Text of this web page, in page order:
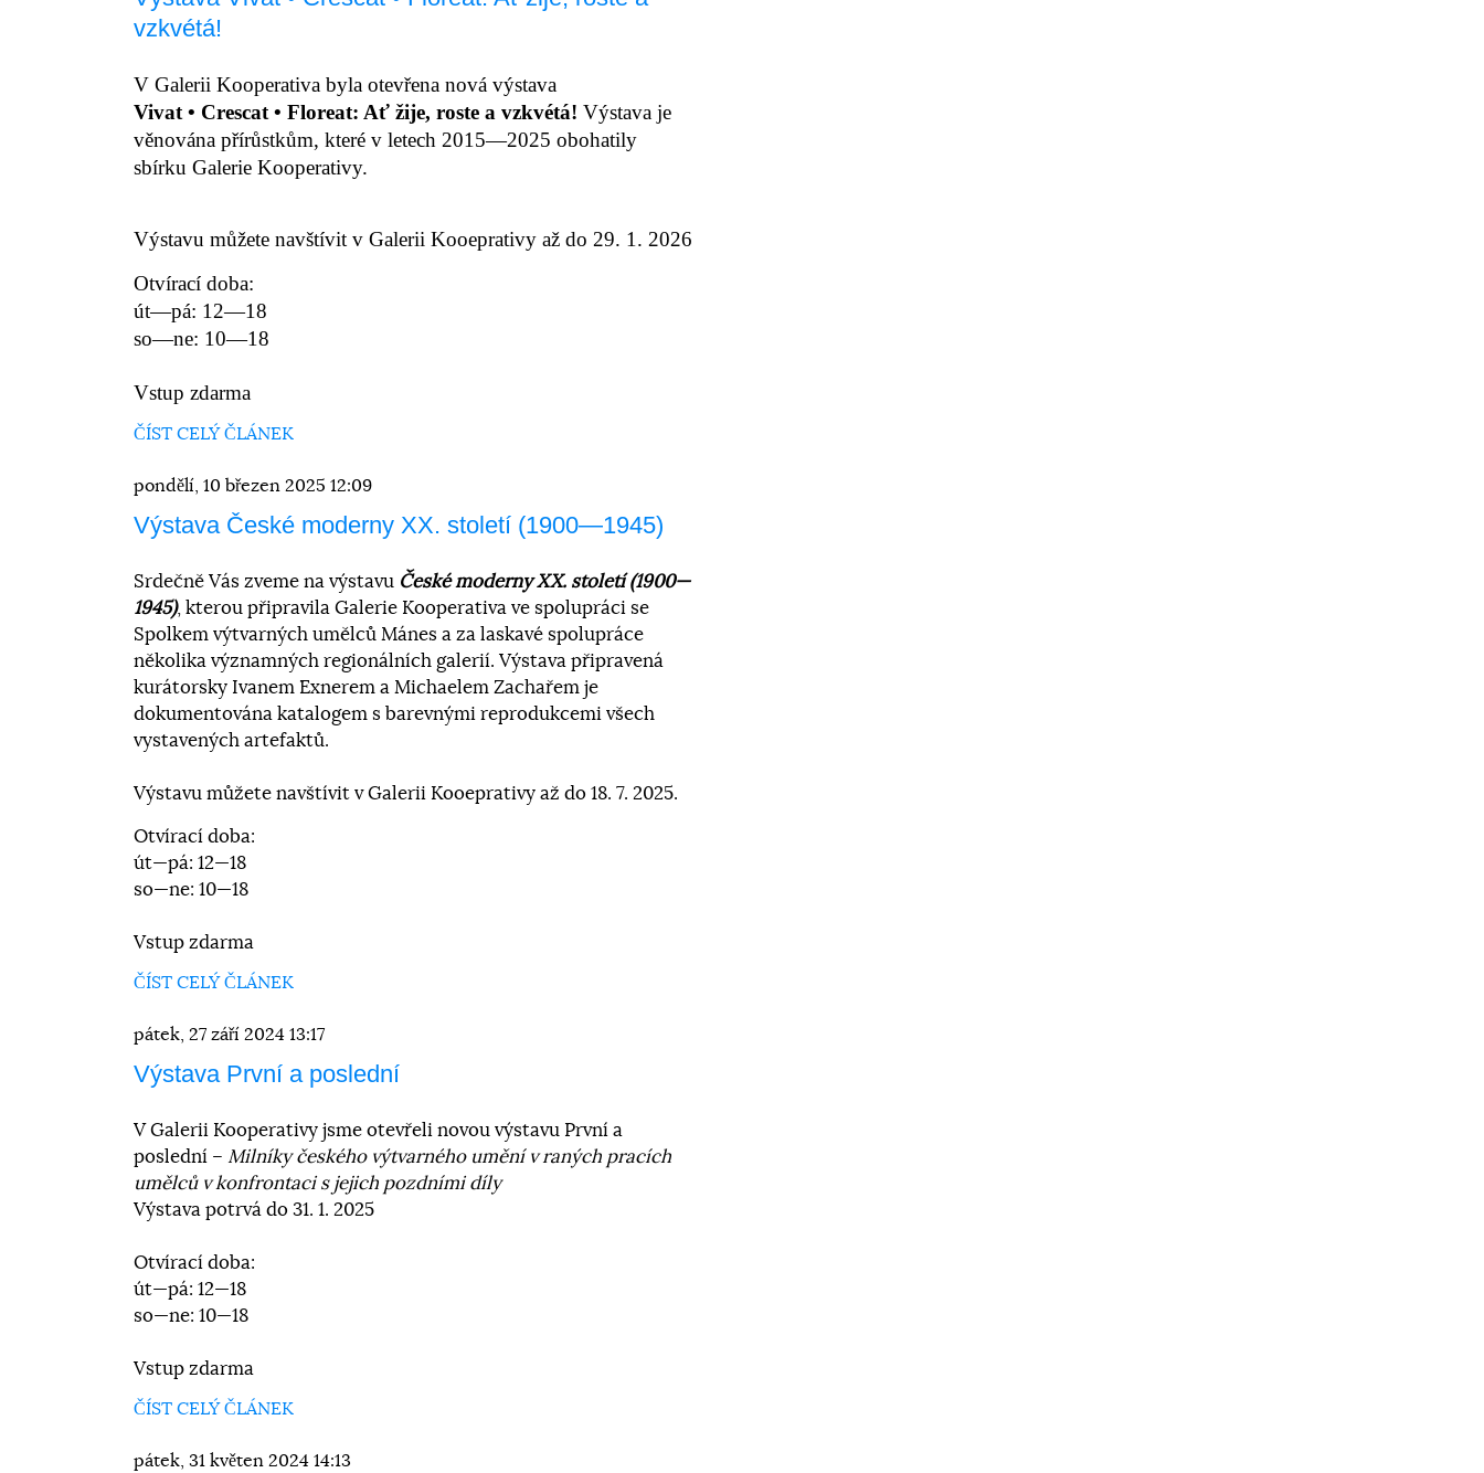
vzkvétá!
V Galerii Kooperativa byla otevřena nová výstava
Vivat • Crescat • Floreat: Ať žije, roste a vzkvétá! Výstava je
věnována přírůstkům, které v letech 2015—2025 obohatily
sbírku Galerie Kooperativy.
Výstavu můžete navštívit v Galerii Kooeprativy až do 29. 1. 2026
Otvírací doba:
út—pá: 12—18
so—ne: 10—18
Vstup zdarma
ČÍST CELÝ ČLÁNEK
pondělí, 10 březen 2025 12:09
Výstava České moderny XX. století (1900—1945)
Srdečně Vás zveme na výstavu České moderny XX. století (1900—
1945), kterou připravila Galerie Kooperativa ve spolupráci se
Spolkem výtvarných umělců Mánes a za laskavé spolupráce
několika významných regionálních galerií. Výstava připravená
kurátorsky Ivanem Exnerem a Michaelem Zachařem je
dokumentována katalogem s barevnými reprodukcemi všech
vystavených artefaktů.
Výstavu můžete navštívit v Galerii Kooeprativy až do 18. 7. 2025.
Otvírací doba:
út—pá: 12—18
so—ne: 10—18
Vstup zdarma
ČÍST CELÝ ČLÁNEK
pátek, 27 září 2024 13:17
Výstava První a poslední
V Galerii Kooperativy jsme otevřeli novou výstavu První a
poslední – Milníky českého výtvarného umění v raných pracích
umělců v konfrontaci s jejich pozdními díly
Výstava potrvá do 31. 1. 2025
Otvírací doba:
út—pá: 12—18
so—ne: 10—18
Vstup zdarma
ČÍST CELÝ ČLÁNEK
pátek, 31 květen 2024 14:13